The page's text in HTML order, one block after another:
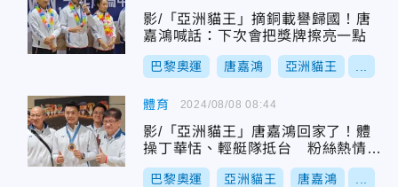
影/「亞洲貓王」摘銅載譽歸國！唐
嘉鴻喊話：下次會把獎牌擦亮一點
巴黎奧運 唐嘉鴻 亞洲貓王
體育
影/「亞洲貓王」唐嘉鴻回家了！體
操丁華恬、輕艇隊抵台 粉絲熱情接
機
巴黎奧運 亞洲貓王 唐嘉鴻
2024/08/08 08:44